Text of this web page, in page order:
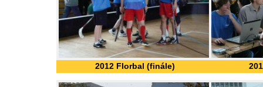
2012 Florbal (finále)